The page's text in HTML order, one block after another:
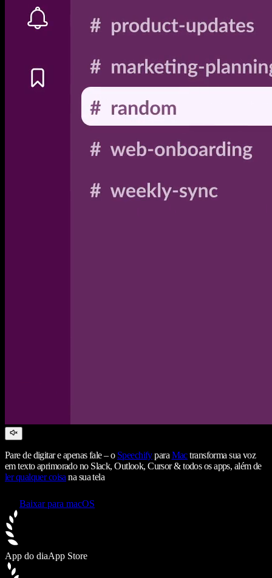
Pare de digitar e apenas fale – o Speechifypara Mactransforma sua voz
em texto aprimorado no Slack, Outlook, Cursor & todos os apps, além de
ler qualquer coisa na sua tela
Baixar para macOS
App do diaApp Store